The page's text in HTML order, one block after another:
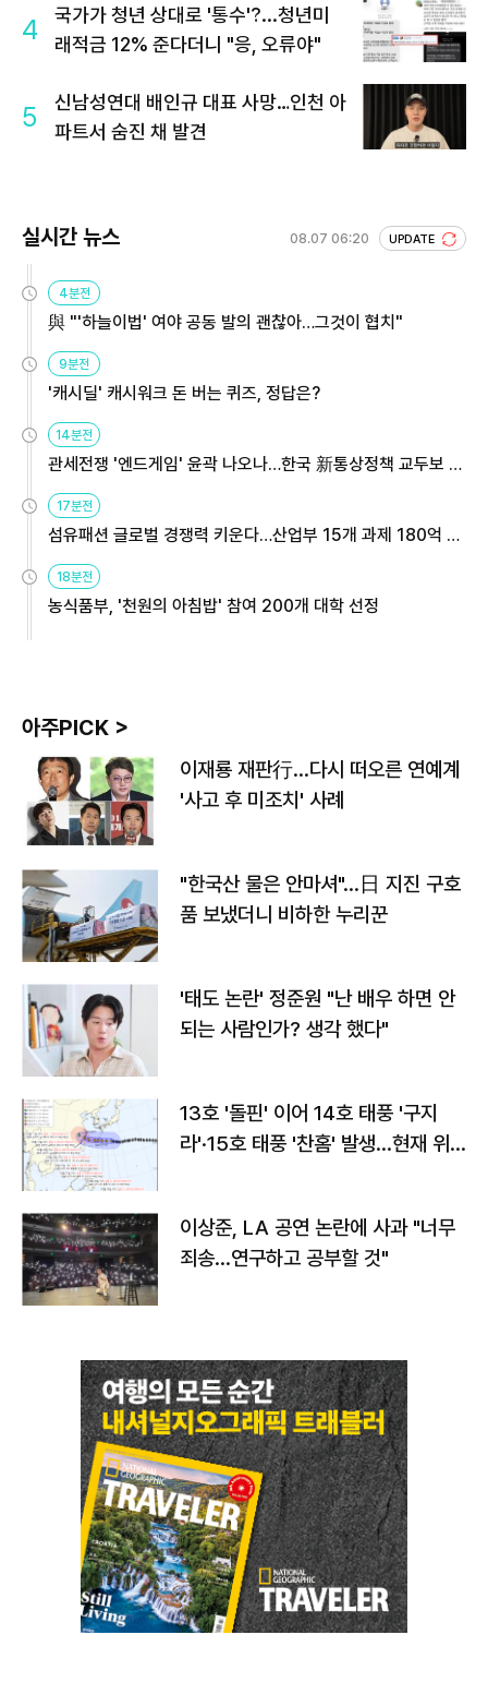
4
국가가 청년 상대로 '통수'?...청년미
래적금 12% 준다더니 "응, 오류야"
5
신남성연대 배인규 대표 사망…인천 아
파트서 숨진 채 발견
실시간 뉴스 08.07 06:20 UPDATE
4분전
與 "'하늘이법' 여야 공동 발의 괜찮아…그것이 협치"
9분전
'캐시딜' 캐시워크 돈 버는 퀴즈, 정답은?
14분전
관세전쟁 '엔드게임' 윤곽 나오나…한국 新통상정책 교두보 활
용해야
17분전
섬유패션 글로벌 경쟁력 키운다…산업부 15개 과제 180억 지
원
18분전
농식품부, '천원의 아침밥' 참여 200개 대학 선정
아주PICK >
이재룡 재판行…다시 떠오른 연예계
'사고 후 미조치' 사례
"한국산 물은 안마셔"…日 지진 구호
품 보냈더니 비하한 누리꾼
'태도 논란' 정준원 "난 배우 하면 안
되는 사람인가? 생각 했다"
13호 '돌핀' 이어 14호 태풍 '구지
라'·15호 태풍 '찬홈' 발생…현재 위
이상준, LA 공연 논란에 사과 "너무
죄송…연구하고 공부할 것"